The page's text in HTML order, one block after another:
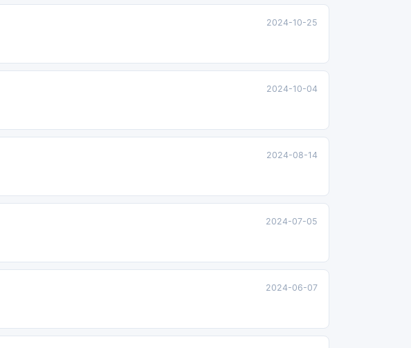
2024-10-25
2024-10-04
2024-08-14
2024-07-05
2024-06-07